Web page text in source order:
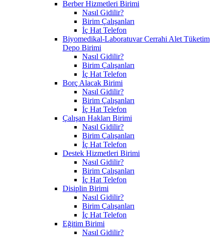
Berber Hizmetleri Birimi
Nasıl Gidilir?
Birim Çalışanları
İç Hat Telefon
Biyomedikal-Laboratuvar Cerrahi Alet Tüketim
Depo Birimi
Nasıl Gidilir?
Birim Çalışanları
İç Hat Telefon
Borç Alacak Birimi
Nasıl Gidilir?
Birim Çalışanları
İç Hat Telefon
Çalışan Hakları Birimi
Nasıl Gidilir?
Birim Çalışanları
İç Hat Telefon
Destek Hizmetleri Birimi
Nasıl Gidilir?
Birim Çalışanları
İç Hat Telefon
Disiplin Birimi
Nasıl Gidilir?
Birim Çalışanları
İç Hat Telefon
Eğitim Birimi
Nasıl Gidilir?